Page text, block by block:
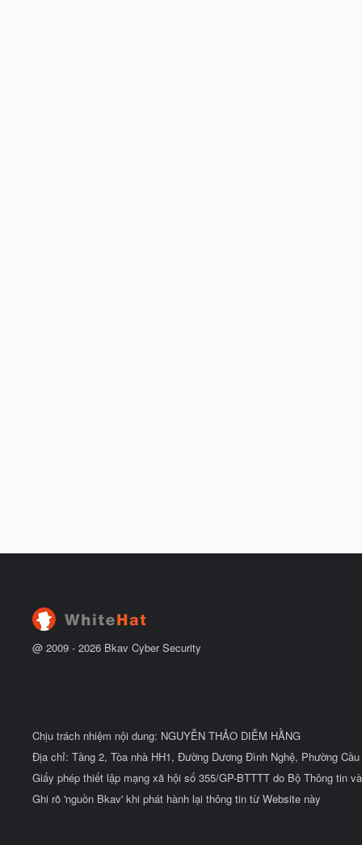
@ 2009 - 2026 Bkav Cyber Security
Chịu trách nhiệm nội dung: NGUYỄN THẢO DIỄM HẰNG
Địa chỉ: Tầng 2, Tòa nhà HH1, Đường Dương Đình Nghệ, Phường
Giấy phép thiết lập mạng xã hội số 355/GP-BTTTT do Bộ Thông tin
Ghi rõ 'nguồn Bkav' khi phát hành lại thông tin từ Website này